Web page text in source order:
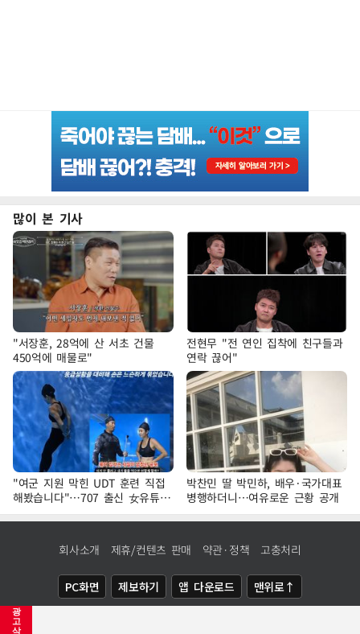
광
고
삭
많이 본 기사
"서장훈, 28억에 산 서초 건물
450억에 매물로"
전현무 "전 연인 집착에 친구들과
연락 끊어"
"여군 지원 막힌 UDT 훈련 직접
해봤습니다"…707 출신 女유튜버
'완벽 소화'
박찬민 딸 박민하, 배우·국가대표
병행하더니…여유로운 근황 공개
회사소개 제휴/컨텐츠 판매 약관·정책 고충처리
PC화면 제보하기 앱 다운로드 맨위로↑